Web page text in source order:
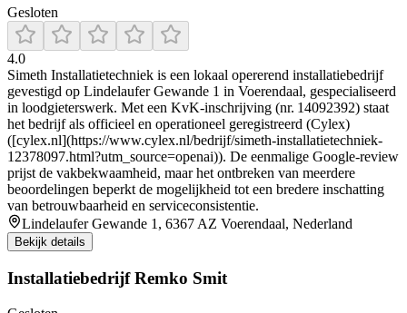
Gesloten
4.0
Simeth Installatietechniek is een lokaal opererend installatiebedrijf
gevestigd op Lindelaufer Gewande 1 in Voerendaal, gespecialiseerd
in loodgieterswerk. Met een KvK-inschrijving (nr. 14092392) staat
het bedrijf als officieel en operationeel geregistreerd (Cylex)
([cylex.nl](https://www.cylex.nl/bedrijf/simeth-installatietechniek-
12378097.html?utm_source=openai)). De eenmalige Google-review
prijst de vakbekwaamheid, maar het ontbreken van meerdere
beoordelingen beperkt de mogelijkheid tot een bredere inschatting
van betrouwbaarheid en serviceconsistentie.
Lindelaufer Gewande 1, 6367 AZ Voerendaal, Nederland
Bekijk details
Installatiebedrijf Remko Smit